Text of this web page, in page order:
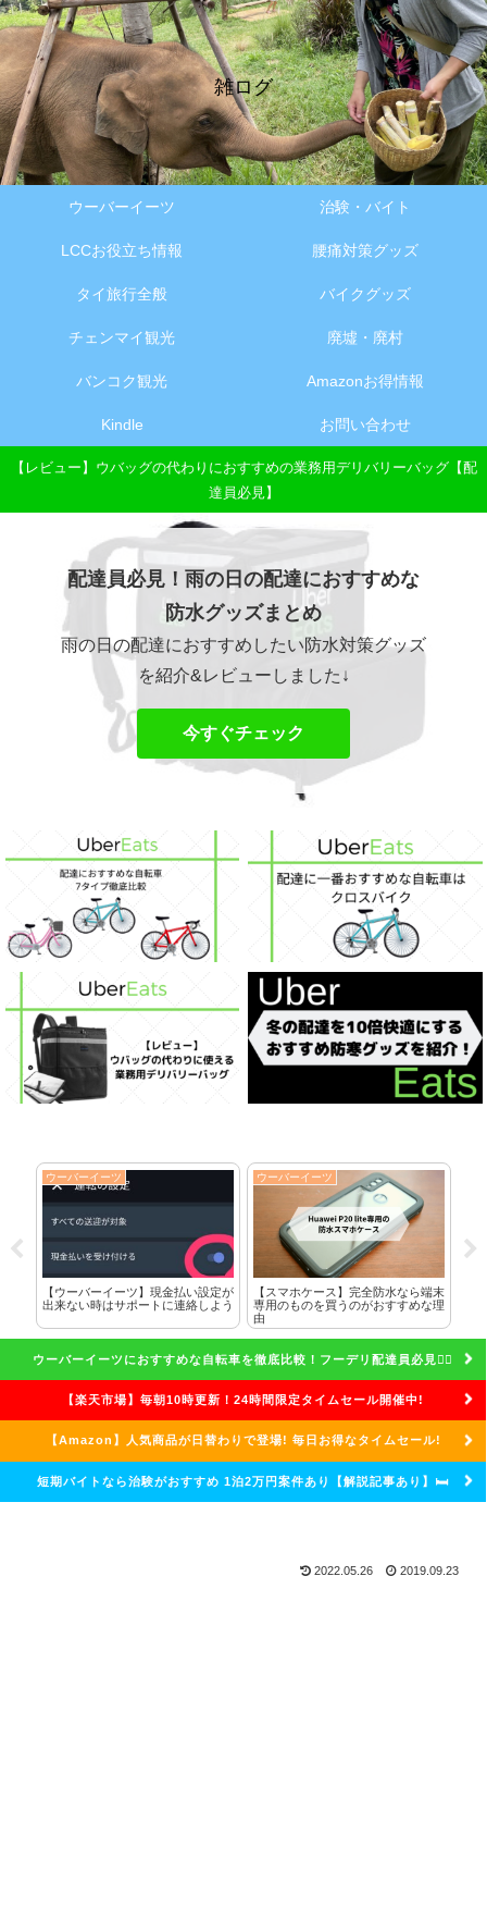
雑ログ
ウーバーイーツ 治験・バイト
LCCお役立ち情報 腰痛対策グッズ
タイ旅行全般 バイクグッズ
チェンマイ観光 廃墟・廃村
バンコク観光 Amazonお得情報
Kindle お問い合わせ
【レビュー】ウバッグの代わりにおすすめの業務用デリバリーバッグ【配
達員必見】
配達員必見！雨の日の配達におすすめな
防水グッズまとめ
雨の日の配達におすすめしたい防水対策グッズ
を紹介&レビューしました↓
今すぐチェック
ウーバーイーツ
【ウーバーイーツ】現金払い設定が
出来ない時はサポートに連絡しよう
ウーバーイーツ
【スマホケース】完全防水なら端末
専用のものを買うのがおすすめな理
由
ウーバーイーツにおすすめな自転車を徹底比較！フーデリ配達員必見🚴‍♀️
【楽天市場】毎朝10時更新！24時間限定タイムセール開催中!
【Amazon】人気商品が日替わりで登場! 毎日お得なタイムセール!
短期バイトなら治験がおすすめ 1泊2万円案件あり【解説記事あり】🛏
2022.05.26 2019.09.23